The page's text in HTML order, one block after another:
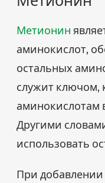
Метионин
аминокислот,
остальных
служит ключом,
аминокислотам
Другими
использовать
При